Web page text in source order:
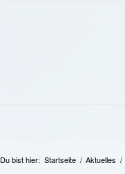
Du bist hier: Startseite / Aktuelles /